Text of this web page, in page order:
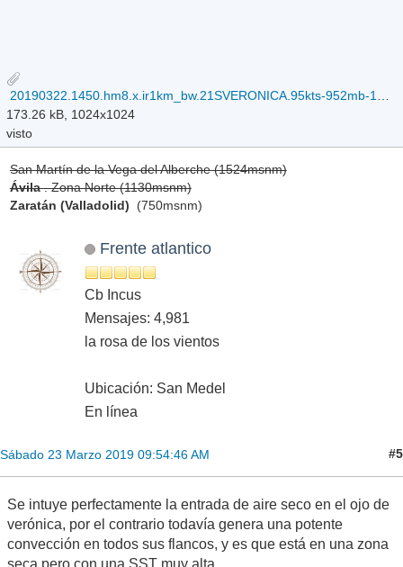
20190322.1450.hm8.x.ir1km_bw.21SVERONICA.95kts-952mb-181S-1168E.100pc.jpg
173.26 kB, 1024x1024
visto
San Martín de la Vega del Alberche (1524msnm)
Ávila. Zona Norte (1130msnm)
Zaratán (Valladolid) (750msnm)
Frente atlantico
Cb Incus
Mensajes: 4,981
la rosa de los vientos
Ubicación: San Medel
En línea
Sábado 23 Marzo 2019 09:54:46 AM #5
Se intuye perfectamente la entrada de aire seco en el ojo de
verónica, por el contrario todavía genera una potente
convección en todos sus flancos, y es que está en una zona
seca pero con una SST muy alta